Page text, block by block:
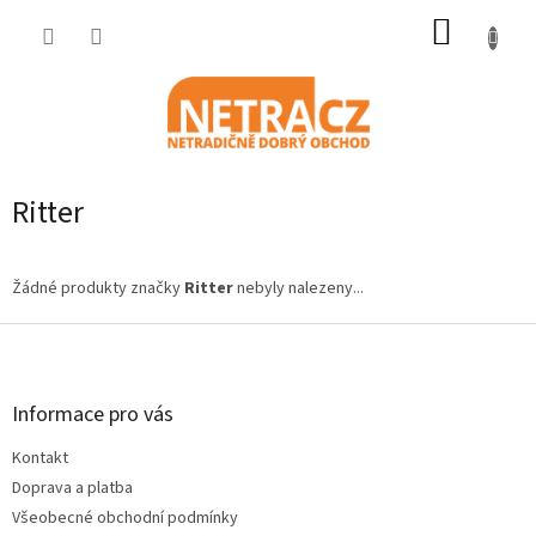
Ritter
Žádné produkty značky Ritternebyly nalezeny...
Z
Informace pro vás
Kontakt
Doprava a platba
Všeobecné obchodní podmínky